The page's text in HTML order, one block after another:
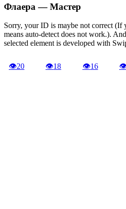
Флаера —Мастер
Sorry, your ID is maybe not correct (If
means auto-detect does not work.).
selected element is developed with
👁20 👁18 👁16